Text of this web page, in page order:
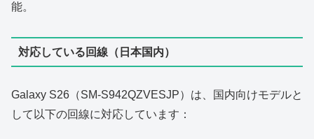
能。
対応している回線（日本国内）
Galaxy S26（SM‑S942QZVESJP）は、国内向けモデルと
して以下の回線に対応しています：